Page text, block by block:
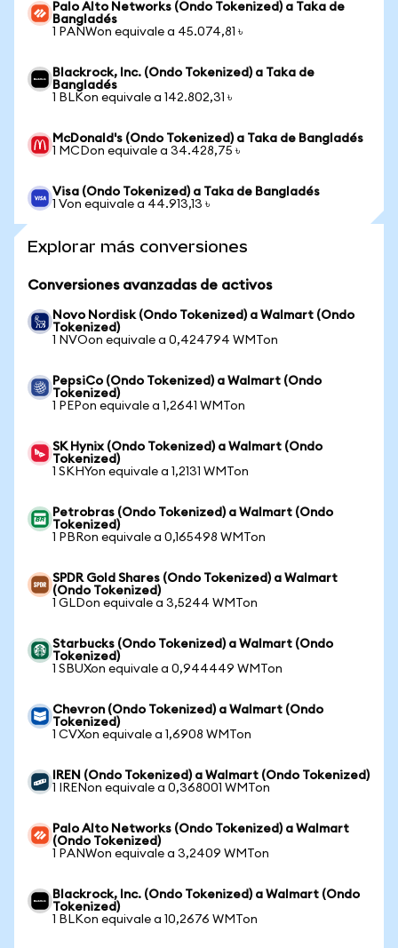
Palo Alto Networks (Ondo Tokenized) a Taka de
Bangladés
1 PANWon equivale a 45.074,81 ৳
Blackrock, Inc. (Ondo Tokenized) a Taka de
Bangladés
1 BLKon equivale a 142.802,31 ৳
McDonald's (Ondo Tokenized) a Taka de Bangladés
1 MCDon equivale a 34.428,75 ৳
Visa (Ondo Tokenized) a Taka de Bangladés
1 Von equivale a 44.913,13 ৳
Explorar más conversiones
Conversiones avanzadas de activos
Novo Nordisk (Ondo Tokenized) a Walmart (Ondo
Tokenized)
1 NVOon equivale a 0,424794 WMTon
PepsiCo (Ondo Tokenized) a Walmart (Ondo
Tokenized)
1 PEPon equivale a 1,2641 WMTon
SK Hynix (Ondo Tokenized) a Walmart (Ondo
Tokenized)
1 SKHYon equivale a 1,2131 WMTon
Petrobras (Ondo Tokenized) a Walmart (Ondo
Tokenized)
1 PBRon equivale a 0,165498 WMTon
SPDR Gold Shares (Ondo Tokenized) a Walmart
(Ondo Tokenized)
1 GLDon equivale a 3,5244 WMTon
Starbucks (Ondo Tokenized) a Walmart (Ondo
Tokenized)
1 SBUXon equivale a 0,944449 WMTon
Chevron (Ondo Tokenized) a Walmart (Ondo
Tokenized)
1 CVXon equivale a 1,6908 WMTon
IREN (Ondo Tokenized) a Walmart (Ondo Tokenized)
1 IRENon equivale a 0,368001 WMTon
Palo Alto Networks (Ondo Tokenized) a Walmart
(Ondo Tokenized)
1 PANWon equivale a 3,2409 WMTon
Blackrock, Inc. (Ondo Tokenized) a Walmart (Ondo
Tokenized)
1 BLKon equivale a 10,2676 WMTon